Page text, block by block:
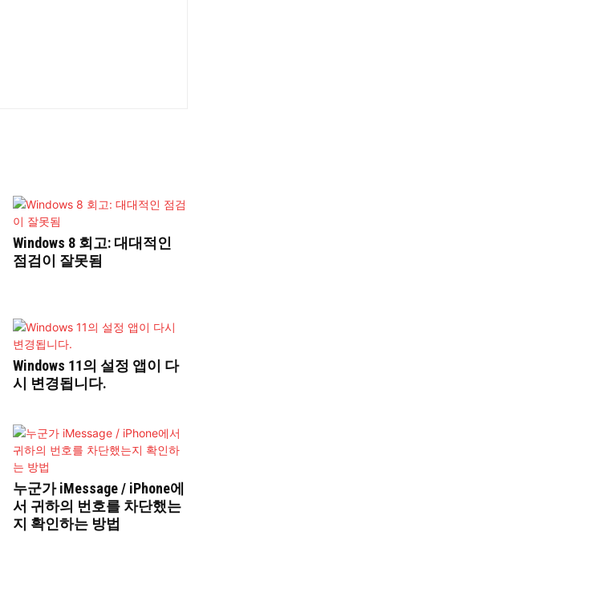
Windows 8 회고: 대대적인
점검이 잘못됨
Windows 11의 설정 앱이 다
시 변경됩니다.
누군가 iMessage / iPhone에
서 귀하의 번호를 차단했는
지 확인하는 방법